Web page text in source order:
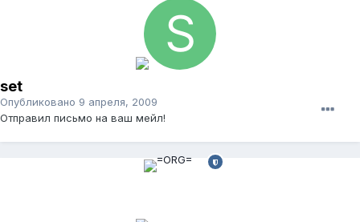
set
Опубликовано 9 апреля, 2009
Отправил письмо на ваш мейл!